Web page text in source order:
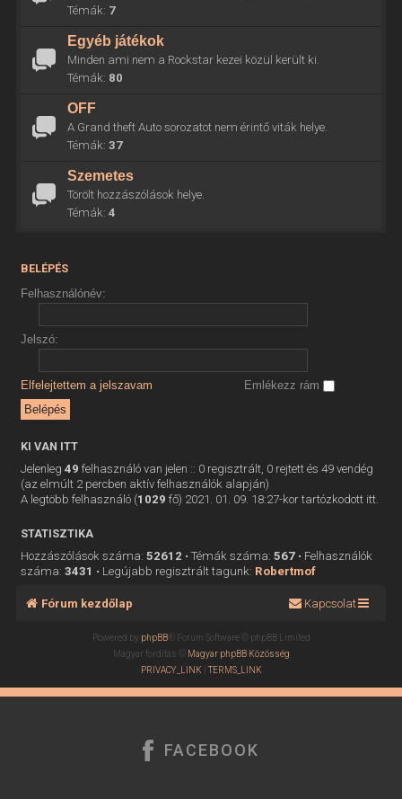
Témák: 7
Egyéb játékok
Minden ami nem a Rockstar kezei közül került ki.
Témák: 80
OFF
A Grand theft Auto sorozatot nem érintő viták helye.
Témák: 37
Szemetes
Törölt hozzászólások helye.
Témák: 4
BELÉPÉS
Felhasználónév:
Jelszó:
Elfelejtettem a jelszavam Emlékezz rám
KI VAN ITT
Jelenleg 49 felhasználó van jelen :: 0 regisztrált, 0 rejtett és 49 vendég
(az elmúlt 2 percben aktív felhasználók alapján)
A legtöbb felhasználó (1029 fő) 2021. 01. 09. 18:27-kor tartózkodott itt.
STATISZTIKA
Hozzászólások száma: 52612 • Témák száma: 567• Felhasználók
száma: 3431 • Legújabb regisztrált tagunk: Robertmof
Fórum kezdőlap Kapcsolat
Powered by phpBB® Forum Software © phpBB Limited
Magyar fordítás © Magyar phpBB Közösség
PRIVACY_LINK |TERMS_LINK
FACEBOOK